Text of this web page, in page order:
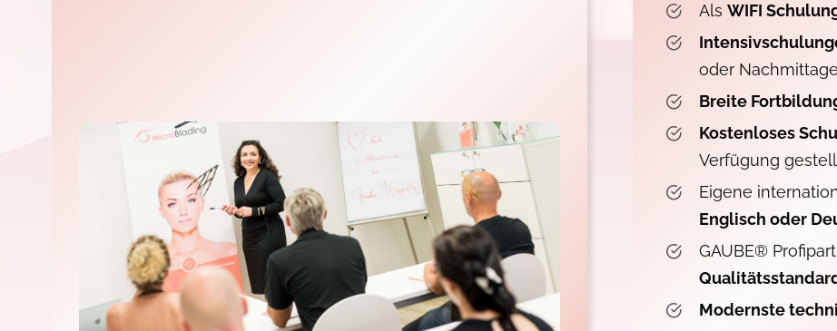
Als WIFI
oder
Breite
Kostenloses
Verfügung
Eigene
Englisch oder
GAUBE®
Modernste